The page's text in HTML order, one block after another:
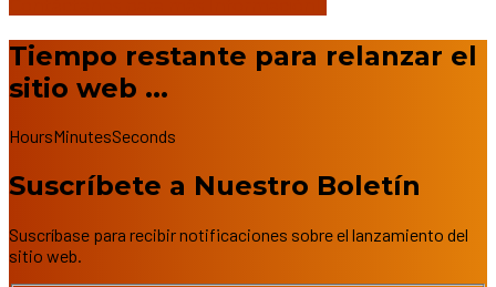
Tiempo restante para relanzar el
sitio web ...
HoursMinutesSeconds
Suscríbete a Nuestro Boletín
Suscríbase para recibir notificaciones sobre el lanzamiento del
sitio web.